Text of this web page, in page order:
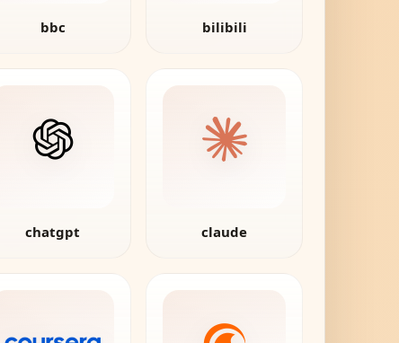
bbc bilibili
chatgpt claude